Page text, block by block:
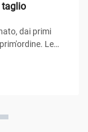
taglio
dai primi
Le
del tessile o